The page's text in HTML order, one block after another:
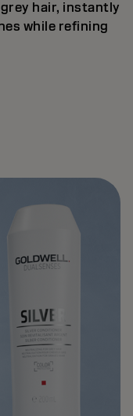
hair, instantly
while refining